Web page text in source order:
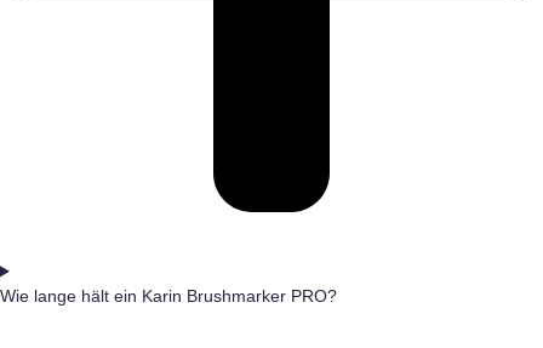
Wie lange hält ein Karin Brushmarker PRO?